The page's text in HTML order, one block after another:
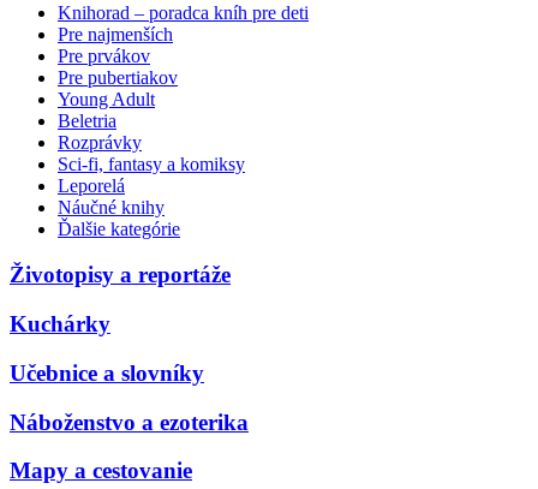
Knihorad – poradca kníh pre deti
Pre najmenších
Pre prvákov
Pre pubertiakov
Young Adult
Beletria
Rozprávky
Sci-fi, fantasy a komiksy
Leporelá
Náučné knihy
Ďalšie kategórie
Životopisy a reportáže
Kuchárky
Učebnice a slovníky
Náboženstvo a ezoterika
Mapy a cestovanie